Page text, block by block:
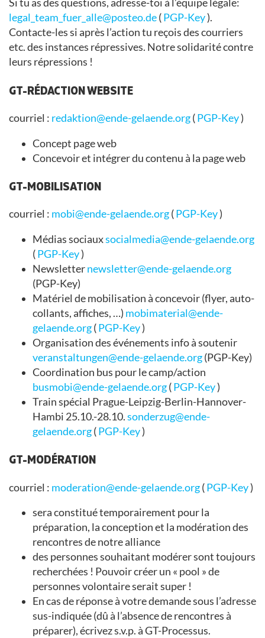
Si tu as des questions, adresse-toi à l’équipe légale:
legal_team_fuer_alle@posteo.de(PGP-Key).
Contacte-les si après l’action tu reçois des courriers
etc. des instances répressives. Notre solidarité contre
leurs répressions !
GT-RÉDACTION WEBSITE
courriel : redaktion@ende-gelaende.org(PGP-Key)
Concept page web
Concevoir et intégrer du contenu à la page web
GT-MOBILISATION
courriel : mobi@ende-gelaende.org(PGP-Key)
Médias sociauxsocialmedia@ende-gelaende.org
(PGP-Key)
Newsletternewsletter@ende-gelaende.org
(PGP-Key)
Matériel de mobilisation à concevoir (flyer, auto-
collants, affiches, …) mobimaterial@ende-
gelaende.org(PGP-Key)
Organisation des événements info à soutenir
veranstaltungen@ende-gelaende.org(PGP-Key)
Coordination bus pour le camp/action
busmobi@ende-gelaende.org(PGP-Key)
Train spécial Prague-Leipzig-Berlin-Hannover-
Hambi 25.10.-28.10.sonderzug@ende-
gelaende.org(PGP-Key)
GT-MODÉRATION
courriel : moderation@ende-gelaende.org(PGP-Key)
sera constitué temporairement pour la
préparation, la conception et la modération des
rencontres de notre alliance
des personnes souhaitant modérer sont toujours
recherchées ! Pouvoir créer un « pool » de
personnes volontaire serait super !
En cas de réponse à votre demande sous l’adresse
sus-indiquée (dû à l’absence de rencontres à
préparer), écrivez s.v.p. à GT-Processus.